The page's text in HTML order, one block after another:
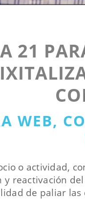
21
WEB,
o actividad,
reactivación
de paliar las